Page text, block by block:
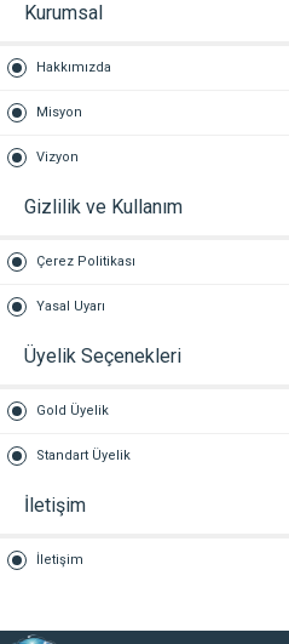
Kurumsal
Hakkımızda
Misyon
Vizyon
Gizlilik ve Kullanım
Çerez Politikası
Yasal Uyarı
Üyelik Seçenekleri
Gold Üyelik
Standart Üyelik
İletişim
İletişim